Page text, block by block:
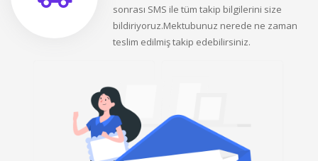
sonrası SMS ile tüm takip bilgilerini size
bildiriyoruz.Mektubunuz nerede ne zaman
teslim edilmiş takip edebilirsiniz.